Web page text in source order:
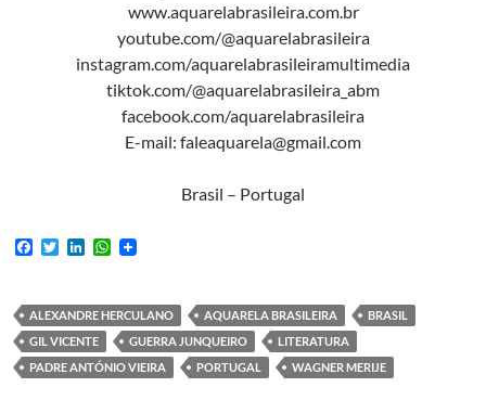
www.aquarelabrasileira.com.br
youtube.com/@aquarelabrasileira
instagram.com/aquarelabrasileiramultimedia
tiktok.com/@aquarelabrasileira_abm
facebook.com/aquarelabrasileira
E-mail: faleaquarela@gmail.com
Brasil – Portugal
F
b
o
o
k
T
t
e
r
e
d
I
n
W
s
A
p
p
ALEXANDRE HERCULANO AQUARELA BRASILEIRA
BRASIL
GIL VICENTE
GUERRA JUNQUEIRO
LITERATURA
PADRE ANTÓNIO VIEIRA
PORTUGAL WAGNER MERIJE